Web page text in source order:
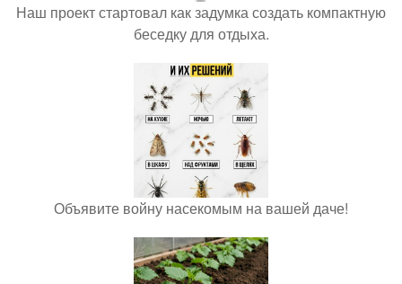
Наш проект стартовал как задумка создать компактную
беседку для отдыха.
Объявите войну насекомым на вашей даче!